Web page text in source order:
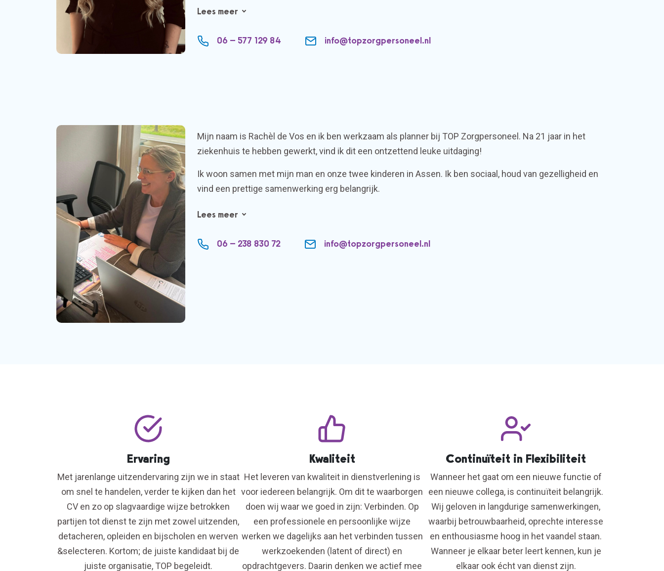
Lees meer
06 – 577 129 84 info@topzorgpersoneel.nl
Mijn naam is Rachèl de Vos en ik ben werkzaam als planner bij TOP Zorgpersoneel. Na 21 jaar in het
ziekenhuis te hebben gewerkt, vind ik dit een ontzettend leuke uitdaging!
Ik woon samen met mijn man en onze twee kinderen in Assen. Ik ben sociaal, houd van gezelligheid en
vind een prettige samenwerking erg belangrijk.
Lees meer
06 – 238 830 72 info@topzorgpersoneel.nl
Ervaring
Met jarenlange uitzendervaring zijn we in staat
om snel te handelen, verder te kijken dan het
CV en zo op slagvaardige wijze betrokken
partijen tot dienst te zijn met zowel uitzenden,
detacheren, opleiden en bijscholen en werven
&selecteren. Kortom; de juiste kandidaat bij de
juiste organisatie, TOP begeleidt.
Kwaliteit
Het leveren van kwaliteit in dienstverlening is
voor iedereen belangrijk. Om dit te waarborgen
doen wij waar we goed in zijn: Verbinden. Op
een professionele en persoonlijke wijze
werken we dagelijks aan het verbinden tussen
werkzoekenden (latent of direct) en
opdrachtgevers. Daarin denken we actief mee
Continuïteit in Flexibiliteit
Wanneer het gaat om een nieuwe functie of
een nieuwe collega, is continuïteit belangrijk.
Wij geloven in langdurige samenwerkingen,
waarbij betrouwbaarheid, oprechte interesse
en enthousiasme hoog in het vaandel staan.
Wanneer je elkaar beter leert kennen, kun je
elkaar ook écht van dienst zijn.